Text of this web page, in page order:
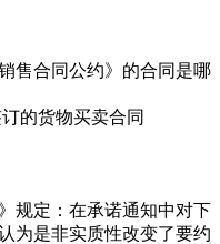
售合同公约》的合同是哪
的货物买卖合同
规定：在承诺通知中对下
为是非实质性改变了要约